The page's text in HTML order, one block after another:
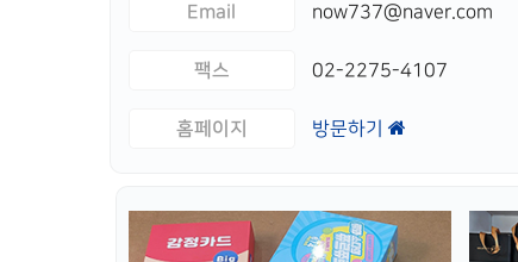
Email now737@naver.com
팩스 02-2275-4107
홈페이지 방문하기